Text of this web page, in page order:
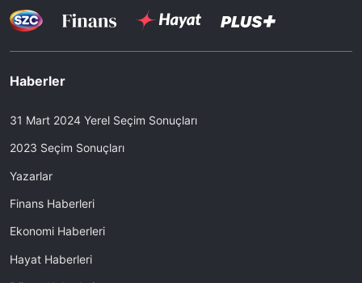
Haberler
31 Mart 2024 Yerel Seçim Sonuçları
2023 Seçim Sonuçları
Yazarlar
Finans Haberleri
Ekonomi Haberleri
Hayat Haberleri